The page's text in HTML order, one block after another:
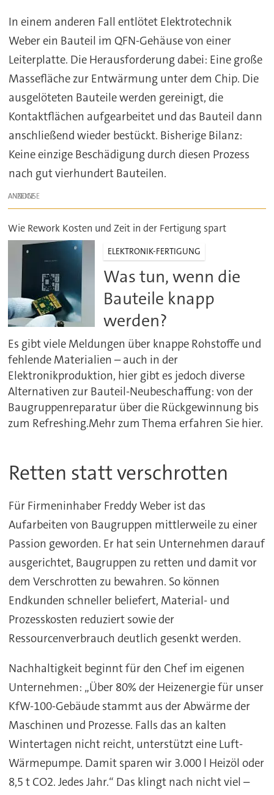
In einem anderen Fall entlötet Elektrotechnik
Weber ein Bauteil im QFN-Gehäuse von einer
Leiterplatte. Die Herausforderung dabei: Eine große
Massefläche zur Entwärmung unter dem Chip. Die
ausgelöteten Bauteile werden gereinigt, die
Kontaktflächen aufgearbeitet und das Bauteil dann
anschließend wieder bestückt. Bisherige Bilanz:
Keine einzige Beschädigung durch diesen Prozess
nach gut vierhundert Bauteilen.
ANZEIGE
Wie Rework Kosten und Zeit in der Fertigung spart
ELEKTRONIK-FERTIGUNG
Was tun, wenn die
Bauteile knapp
werden?
Es gibt viele Meldungen über knappe Rohstoffe und
fehlende Materialien – auch in der
Elektronikproduktion, hier gibt es jedoch diverse
Alternativen zur Bauteil-Neubeschaffung: von der
Baugruppenreparatur über die Rückgewinnung bis
zum Refreshing.Mehr zum Thema erfahren Sie hier.
Retten statt verschrotten
Für Firmeninhaber Freddy Weber ist das
Aufarbeiten von Baugruppen mittlerweile zu einer
Passion geworden. Er hat sein Unternehmen darauf
ausgerichtet, Baugruppen zu retten und damit vor
dem Verschrotten zu bewahren. So können
Endkunden schneller beliefert, Material- und
Prozesskosten reduziert sowie der
Ressourcenverbrauch deutlich gesenkt werden.
Nachhaltigkeit beginnt für den Chef im eigenen
Unternehmen: „Über 80% der Heizenergie für unser
KfW-100-Gebäude stammt aus der Abwärme der
Maschinen und Prozesse. Falls das an kalten
Wintertagen nicht reicht, unterstützt eine Luft-
Wärmepumpe. Damit sparen wir 3.000 l Heizöl oder
8,5 t CO2. Jedes Jahr.“ Das klingt nach nicht viel –